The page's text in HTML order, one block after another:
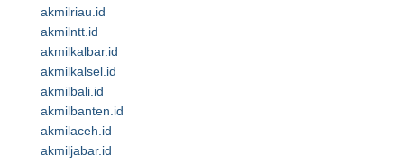
akmilriau.id
akmilntt.id
akmilkalbar.id
akmilkalsel.id
akmilbali.id
akmilbanten.id
akmilaceh.id
akmiljabar.id